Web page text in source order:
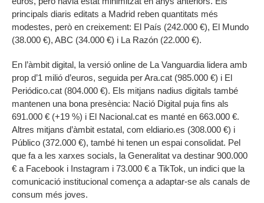
principals diaris editats a Madrid reben quantitats més
modestes, però en creixement: El País (242.000 €), El Mundo
(38.000 €), ABC (34.000 €) i La Razón (22.000 €).
En l’àmbit digital, la versió online de La Vanguardia lidera amb
prop d’1 milió d’euros, seguida per Ara.cat (985.000 €) i El
Periódico.cat (804.000 €). Els mitjans nadius digitals també
mantenen una bona presència: Nació Digital puja fins als
691.000 € (+19 %) i El Nacional.cat es manté en 663.000 €.
Altres mitjans d’àmbit estatal, com eldiario.es (308.000 €) i
Público (372.000 €), també hi tenen un espai consolidat. Pel
que fa a les xarxes socials, la Generalitat va destinar 900.000
€ a Facebook i Instagram i 73.000 € a TikTok, un indici que la
comunicació institucional comença a adaptar-se als canals de
consum més joves.